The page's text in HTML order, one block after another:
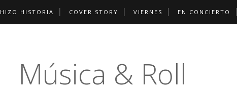
HIZO HISTORIA COVER STORY VIERNES EN CONCIERTO
Música & Roll